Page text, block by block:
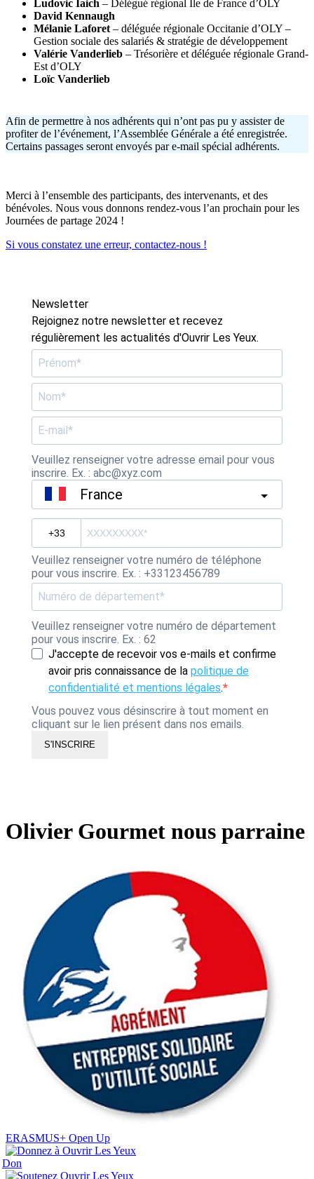
Ludovic Iaich – Délégué régional Ile de France d’OLY
David Kennaugh
Mélanie Laforet – déléguée régionale Occitanie d’OLY –
Gestion sociale des salariés & stratégie de développement
Valérie Vanderlieb – Trésorière et déléguée régionale Grand-
Est d’OLY
Loïc Vanderlieb
Afin de permettre à nos adhérents qui n’ont pas pu y assister de
profiter de l’événement, l’Assemblée Générale a été enregistrée.
Certains passages seront envoyés par e-mail spécial adhérents.
Merci à l’ensemble des participants, des intervenants, et des
bénévoles. Nous vous donnons rendez-vous l’an prochain pour les
Journées de partage 2024 !
Si vous constatez une erreur, contactez-nous !
Newsletter
Rejoignez notre newsletter et recevez
régulièrement les actualités d'Ouvrir Les Yeux.
Veuillez renseigner votre adresse email pour vous
inscrire. Ex. : abc@xyz.com
France
Veuillez renseigner votre numéro de téléphone
pour vous inscrire. Ex. : +33123456789
Veuillez renseigner votre numéro de département
pour vous inscrire. Ex. : 62
J'accepte de recevoir vos e-mails et confirme
avoir pris connaissance de la politique de
confidentialité et mentions légales.
Vous pouvez vous désinscrire à tout moment en
cliquant sur le lien présent dans nos emails.
S'INSCRIRE
Olivier Gourmet nous parraine
ERASMUS+ Open Up
Don